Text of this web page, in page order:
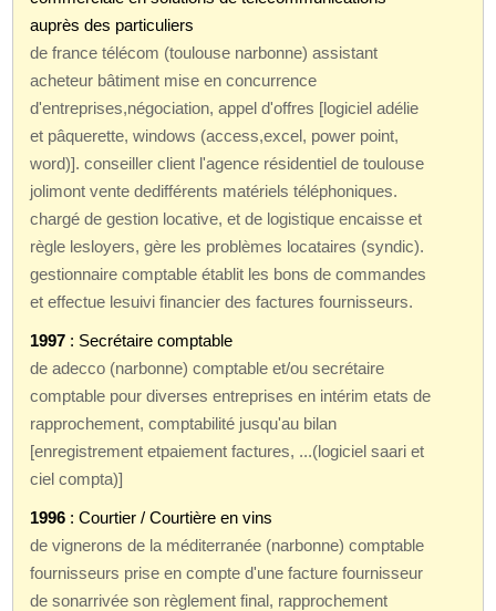
auprès des particuliers
de france télécom (toulouse narbonne) assistant
acheteur bâtiment mise en concurrence
d'entreprises,négociation, appel d'offres [logiciel adélie
et pâquerette, windows (access,excel, power point,
word)]. conseiller client l'agence résidentiel de toulouse
jolimont vente dedifférents matériels téléphoniques.
chargé de gestion locative, et de logistique encaisse et
règle lesloyers, gère les problèmes locataires (syndic).
gestionnaire comptable établit les bons de commandes
et effectue lesuivi financier des factures fournisseurs.
1997 : Secrétaire comptable
de adecco (narbonne) comptable et/ou secrétaire
comptable pour diverses entreprises en intérim etats de
rapprochement, comptabilité jusqu'au bilan
[enregistrement etpaiement factures, ...(logiciel saari et
ciel compta)]
1996 : Courtier / Courtière en vins
de vignerons de la méditerranée (narbonne) comptable
fournisseurs prise en compte d'une facture fournisseur
de sonarrivée son règlement final, rapprochement